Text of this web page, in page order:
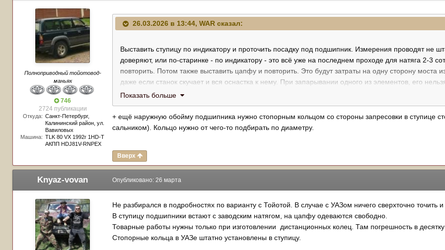
Полноприводный тойотовод-
маньяк
746
2724 публикации
Откуда: Санкт-Петербург,
Калининский район, ул.
Вавиловых
Машина: TLK 80 VX 1992г 1HD-T
АКПП HDJ81V-RNPEX
26.03.2026 в 13:44, WAR сказал:
Выставить ступицу по индикатору и проточить посадку под подшипник. Измерения проводят не
доверяют, или по-старинке - по индикатору - это всё уже на последнем проходе для натяга 2-3
повторить. Потом также выставить цапфу и повторить. Это будут затраты на одну сторону
даже если станок скучает и вся оснастка к нему. При запарывании одного из элементов, его
вернувшись на первоначальную конструкцию.
Поэтому вопрос о простоте не так однозначен, если смотреть сверху.
Показать больше
+ ещё наружную обойму подшипника нужно стопорным кольцом со стороны запресовки в ступице
сальником). Кольцо нужно от чего-то подбирать по диаметру.
Вверх
Knyaz-vovan Опубликовано: 26 марта
Не разбирался в подробностях по варианту с Тойотой. В случае с УАЗом ничего сверхточно точить
В ступицу подшипники встают с заводским натягом, на цапфу одеваются свободно.
Товарные работы нужны только при изготовлении дистанционных колец. Там погрешность в
Стопорные кольца в УАЗе штатно установлены в ступицу.